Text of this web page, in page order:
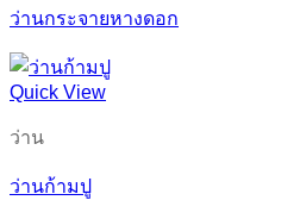
ว่านกระจายหางดอก
Quick View
ว่าน
ว่านก้ามปู